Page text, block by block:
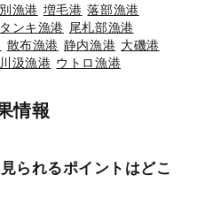
漁港 増毛港 落部漁港
ンキ漁港 尾札部漁港
散布漁港 静内漁港 大磯港
川汲漁港 ウトロ漁港
情報
られるポイントはどこ